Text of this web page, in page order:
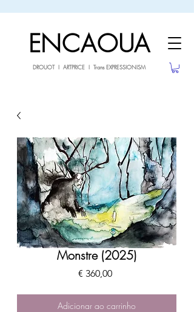
ENCAOUA
DROUOT I ARTPRICE I Trans EXPRESSIONISM
Monstre (2025)
€ 360,00Preço
Adicionar ao carrinho